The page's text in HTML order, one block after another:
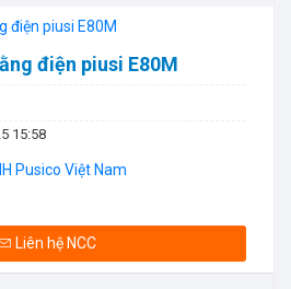
điện piusi E80M
15:58
Pusico Việt Nam
Liên hệ NCC